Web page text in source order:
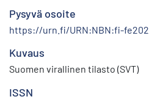
Pysyvä osoite
https://urn.fi/URN:NBN:fi-
Kuvaus
Suomen virallinen tilasto (SVT)
ISSN